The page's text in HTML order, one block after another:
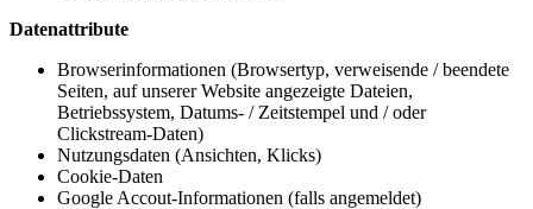
Datenattribute
Browserinformationen (Browsertyp, verweisende / beendete
Seiten, auf unserer Website angezeigte Dateien,
Betriebssystem, Datums- / Zeitstempel und / oder
Clickstream-Daten)
Nutzungsdaten (Ansichten, Klicks)
Cookie-Daten
Google Accout-Informationen (falls angemeldet)